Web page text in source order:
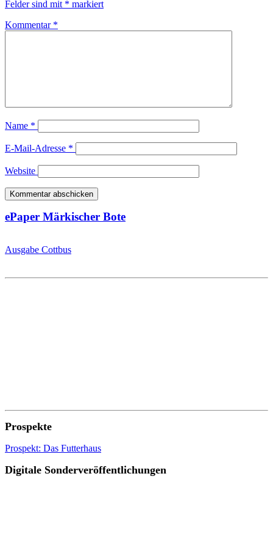
Felder sind mit * markiert
Kommentar *
Name *
E-Mail-Adresse *
Website
ePaper Märkischer Bote
Ausgabe Cottbus
Prospekte
Prospekt: Das Futterhaus
Digitale Sonderveröffentlichungen